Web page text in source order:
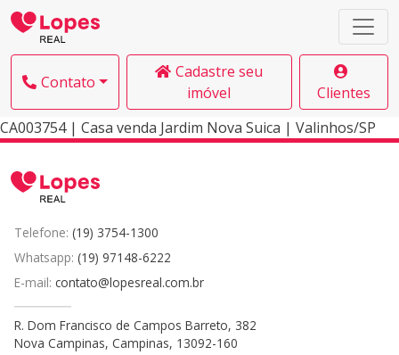
Contato
Cadastre seu
imóvel
Clientes
CA003754 | Casa venda Jardim Nova Suica | Valinhos/SP
Telefone: (19) 3754-1300
Whatsapp: (19) 97148-6222
E-mail: contato@lopesreal.com.br
R. Dom Francisco de Campos Barreto, 382
Nova Campinas, Campinas, 13092-160